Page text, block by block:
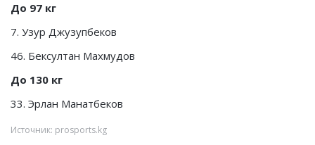
До 97 кг
7. Узур Джузупбеков
46. Бексултан Махмудов
До 130 кг
33. Эрлан Манатбеков
Источник: prosports.kg